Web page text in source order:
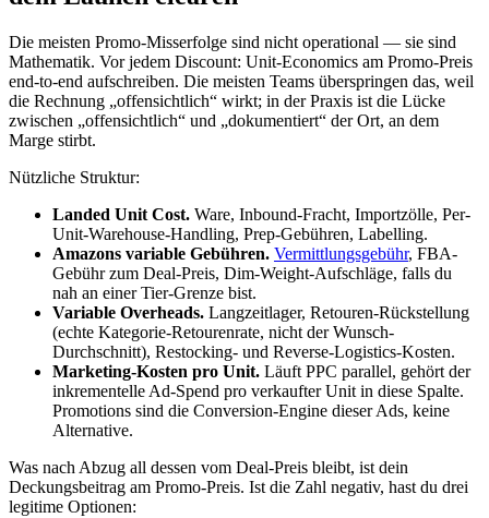
Die meisten Promo-Misserfolge sind nicht operational — sie sind
Mathematik. Vor jedem Discount: Unit-Economics am Promo-Preis
end-to-end aufschreiben. Die meisten Teams überspringen das, weil
die Rechnung „offensichtlich“ wirkt; in der Praxis ist die Lücke
zwischen „offensichtlich“ und „dokumentiert“ der Ort, an dem
Marge stirbt.
Nützliche Struktur:
Landed Unit Cost. Ware, Inbound-Fracht, Importzölle, Per-
Unit-Warehouse-Handling, Prep-Gebühren, Labelling.
Amazons variable Gebühren. Vermittlungsgebühr, FBA-
Gebühr zum Deal-Preis, Dim-Weight-Aufschläge, falls du
nah an einer Tier-Grenze bist.
Variable Overheads. Langzeitlager, Retouren-Rückstellung
(echte Kategorie-Retourenrate, nicht der Wunsch-
Durchschnitt), Restocking- und Reverse-Logistics-Kosten.
Marketing-Kosten pro Unit. Läuft PPC parallel, gehört der
inkrementelle Ad-Spend pro verkaufter Unit in diese Spalte.
Promotions sind die Conversion-Engine dieser Ads, keine
Alternative.
Was nach Abzug all dessen vom Deal-Preis bleibt, ist dein
Deckungsbeitrag am Promo-Preis. Ist die Zahl negativ, hast du drei
legitime Optionen: